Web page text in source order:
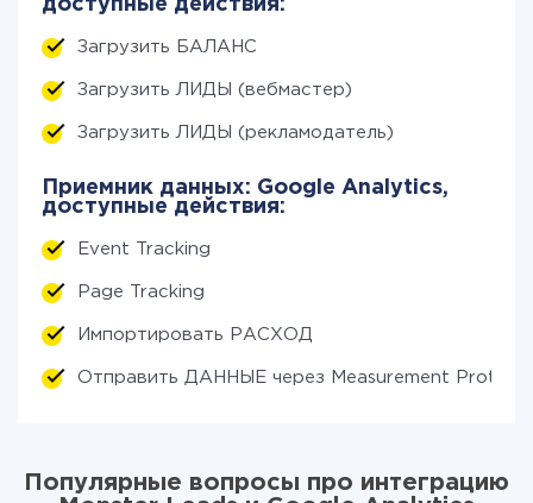
доступные действия:
Загрузить БАЛАНС
Загрузить ЛИДЫ (вебмастер)
Загрузить ЛИДЫ (рекламодатель)
Приемник данных: Google Analytics,
доступные действия:
Event Tracking
Page Tracking
Импортировать РАСХОД
Отправить ДАННЫЕ через Measurement
Популярные вопросы про интеграцию